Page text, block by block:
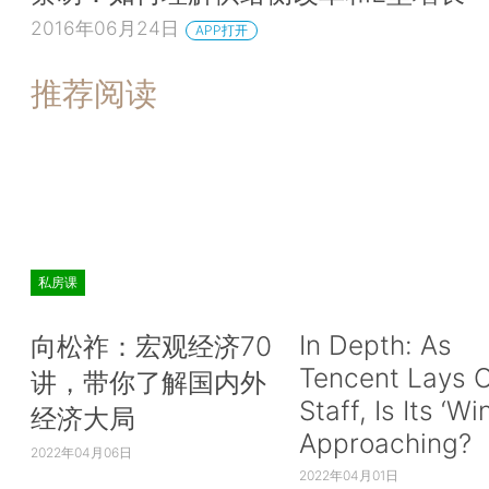
2016年06月24日 APP打开
推荐阅读
私房课
向松祚：宏观经济70
讲，带你了解国内外
经济大局
2022年04月06日
In Depth: As
Tencent Lays
Staff, Is Its
Approaching?
2022年04月01日